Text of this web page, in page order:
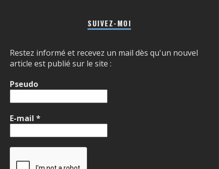
SUIVEZ-MOI
Restez informé et recevez un mail dès qu'un nouvel
article est publié sur le site :
Pseudo
E-mail *